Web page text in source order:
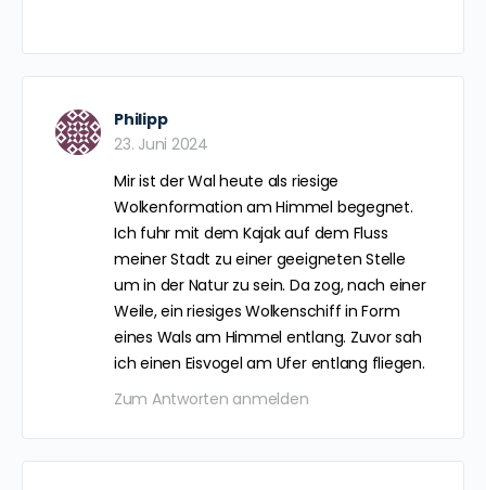
Philipp
23. Juni 2024
Mir ist der Wal heute als riesige
Wolkenformation am Himmel begegnet.
Ich fuhr mit dem Kajak auf dem Fluss
meiner Stadt zu einer geeigneten Stelle
um in der Natur zu sein. Da zog, nach einer
Weile, ein riesiges Wolkenschiff in Form
eines Wals am Himmel entlang. Zuvor sah
ich einen Eisvogel am Ufer entlang fliegen.
Zum Antworten anmelden